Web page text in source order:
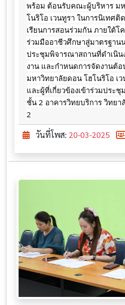
พร้อม ต้อนรับคณะผู้บริหาร ม
โนริโอ เวนทูรา ในการนิเทศติ
เรียนการสอนร่วมกัน ภายใต้
ร่วมมืออาชีวศึกษาสู่มาตรฐาน
ประชุมพิจารณาสถานที่ดำเนิน
งาน และกำหนดการจัดงานต้
มหาวิทยาลัยดอน โฮโนริโอ เ
และผู้ที่เกี่ยวข้องเข้าร่วมประ
ชั้น 2 อาคารวิทยบริการ วิทยา
2
วันที่โพส: 20-03-2025